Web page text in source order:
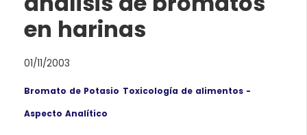
en harinas
01/11/2003
Bromato de Potasio Toxicología de alimentos -
Aspecto Analítico